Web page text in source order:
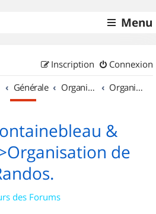
Menu
Connexion
Inscription
Générale Organisation de sorties & Recherche de partenaires Organisation de sorties en région Île de France
&
de
des Forums